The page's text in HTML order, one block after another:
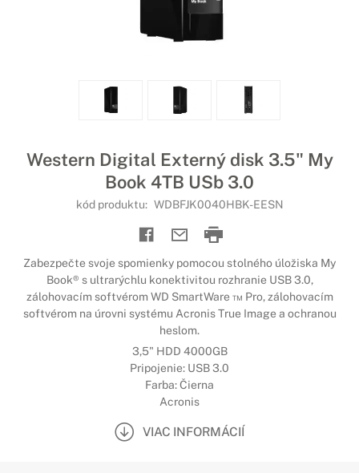
Western Digital Externý disk 3.5" My
Book 4TB USb 3.0
kód produktu: WDBFJK0040HBK-EESN
Zabezpečte svoje spomienky pomocou stolného úložiska My
Book® s ultrarýchlu konektivitou rozhranie USB 3.0,
zálohovacím softvérom WD SmartWare ™ Pro, zálohovacím
softvérom na úrovni systému Acronis True Image a ochranou
heslom.
3,5" HDD 4000GB
Pripojenie: USB 3.0
Farba: Čierna
Acronis
VIAC INFORMÁCIÍ